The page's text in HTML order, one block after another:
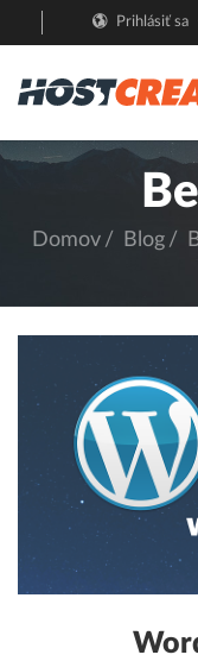
Prihlásiť sa
Domov Blog